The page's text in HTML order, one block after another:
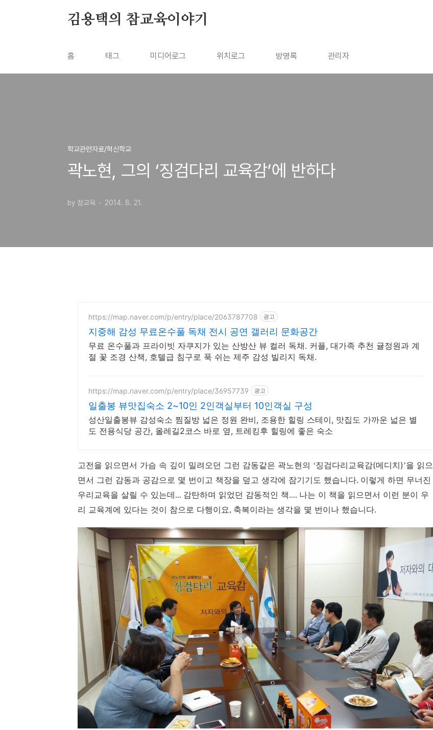
김용택의 참교육이야기
홈 태그 미디어로그 위치로그 방명록 관리자
학교관련자료/혁신학교
곽노현, 그의 ‘징검다리 교육감’에 반하다
by 참교육 2014. 8. 21.
https://map.naver.com/p/entry/place/2063787708 광고
지중해 감성 무료온수풀 독채 전시 공연 갤러리 문화공간
무료 온수풀과 프라이빗 자쿠지가 있는 산방산 뷰 컬러 독채. 커플, 대가족 추천 귤정원과 계
절 꽃 조경 산책, 호텔급 침구로 푹 쉬는 제주 감성 빌리지 독채.
https://map.naver.com/p/entry/place/36957739 광고
일출봉 뷰맛집숙소 2~10인 2인객실부터 10인객실 구성
성산일출봉뷰 감성숙소 찜질방 넓은 정원 완비, 조용한 힐링 스테이, 맛집도 가까운 넓은 별
도 전용식당 공간, 올레길2코스 바로 옆, 트레킹후 힐링에 좋은 숙소
고전을 읽으면서 가슴 속 깊이 밀려오던 그런 감동같은 곽노현의 ‘징검다리교육감(메디치)’을 읽으
면서 그런 감동과 공감으로 몇 번이고 책장을 덮고 생각에 잠기기도 했습니다. 이렇게 하면 무너진
우리교육을 살릴 수 있는데... 감탄하며 읽었던 감동적인 책.... 나는 이 책을 읽으면서 이런 분이 우
리 교육계에 있다는 것이 참으로 다행이요, 축복이라는 생각을 몇 번이나 했습니다.